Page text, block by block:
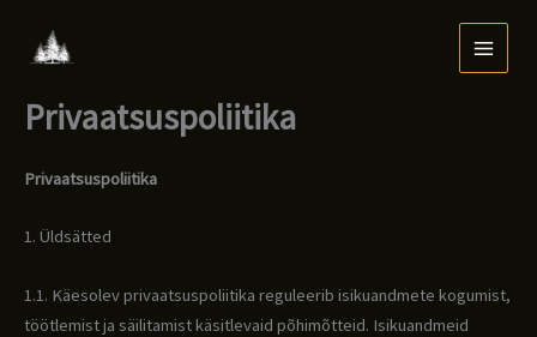
Privaatsuspoliitika
Privaatsuspoliitika
1. Üldsätted
1.1. Käesolev privaatsuspoliitika reguleerib isikuandmete kogumist,
töötlemist ja säilitamist käsitlevaid põhimõtteid. Isikuandmeid